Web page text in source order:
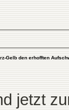
Gelb den erhofften
jetzt